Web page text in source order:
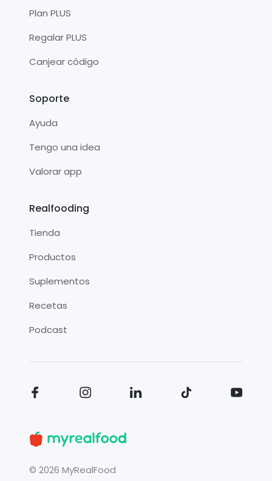
Plan PLUS
Regalar PLUS
Canjear código
Soporte
Ayuda
Tengo una idea
Valorar app
Realfooding
Tienda
Productos
Suplementos
Recetas
Podcast
© 2026 MyRealFood